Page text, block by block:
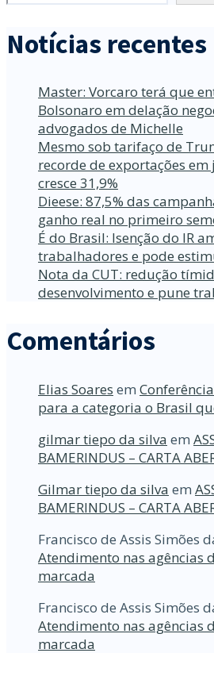
Notícias recentes
Master: Vorcaro terá que
Bolsonaro em delação
advogados de Michelle
Mesmo sob tarifaço de
recorde de exportações
cresce 31,9%
Dieese: 87,5% das
ganho real no primeiro
É do Brasil: Isenção do IR
trabalhadores e pode
Nota da CUT: redução
desenvolvimento e pune
Comentários
Elias Soares em
para a categoria o Brasil
gilmar tiepo da silva em
BAMERINDUS – CARTA
Gilmar tiepo da silva em
BAMERINDUS – CARTA
Francisco de Assis Simões
Atendimento nas agências
marcada
Francisco de Assis Simões
Atendimento nas agências
marcada